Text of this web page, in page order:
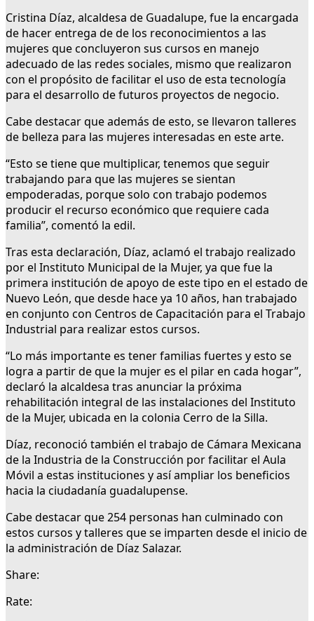
Cristina Díaz, alcaldesa de Guadalupe, fue la encargada
de hacer entrega de de los reconocimientos a las
mujeres que concluyeron sus cursos en manejo
adecuado de las redes sociales, mismo que realizaron
con el propósito de facilitar el uso de esta tecnología
para el desarrollo de futuros proyectos de negocio.
Cabe destacar que además de esto, se llevaron talleres
de belleza para las mujeres interesadas en este arte.
“Esto se tiene que multiplicar, tenemos que seguir
trabajando para que las mujeres se sientan
empoderadas, porque solo con trabajo podemos
producir el recurso económico que requiere cada
familia”, comentó la edil.
Tras esta declaración, Díaz, aclamó el trabajo realizado
por el Instituto Municipal de la Mujer, ya que fue la
primera institución de apoyo de este tipo en el estado de
Nuevo León, que desde hace ya 10 años, han trabajado
en conjunto con Centros de Capacitación para el Trabajo
Industrial para realizar estos cursos.
“Lo más importante es tener familias fuertes y esto se
logra a partir de que la mujer es el pilar en cada hogar”,
declaró la alcaldesa tras anunciar la próxima
rehabilitación integral de las instalaciones del Instituto
de la Mujer, ubicada en la colonia Cerro de la Silla.
Díaz, reconoció también el trabajo de Cámara Mexicana
de la Industria de la Construcción por facilitar el Aula
Móvil a estas instituciones y así ampliar los beneficios
hacia la ciudadanía guadalupense.
Cabe destacar que 254 personas han culminado con
estos cursos y talleres que se imparten desde el inicio de
la administración de Díaz Salazar.
Share:
Rate: